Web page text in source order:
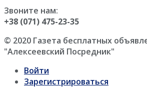
Звоните нам:
+38 (071) 475-23-35
© 2020 Газета бесплатных
"Алексеевский Посредник"
Войти
Зарегистрироваться